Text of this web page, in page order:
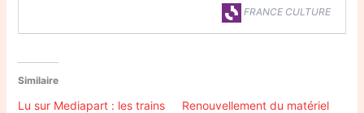
FRANCE CULTURE
Similaire
Lu sur Mediapart : les trains
Renouvellement du matériel